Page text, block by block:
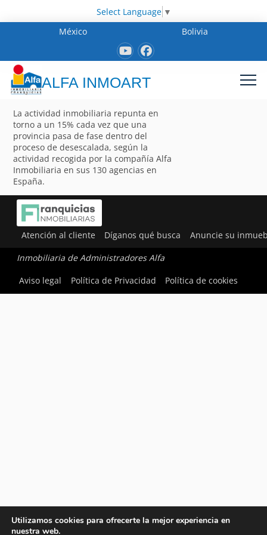
Select Language ▼
México
Bolivia
ALFA INMOART
La actividad inmobiliaria repunta en
torno a un 15% cada vez que una
provincia pasa de fase dentro del
proceso de desescalada, según la
actividad recogida por la compañía Alfa
Inmobiliaria en sus 130 agencias en
España.
Atención al cliente Díganos qué busca Anuncie su
Inmobiliaria de Administradores Alfa
Aviso legal
Política de Privacidad Política de cookies
Utilizamos cookies para ofrecerte la mejor experiencia en
nuestra web.